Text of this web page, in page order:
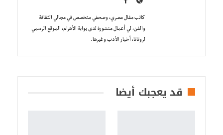
كاتب مقال مصري، وصحفي متخصص في مجالي الثقافة
والفن، لي أعمال منشورة لدى بوابة الأهرام، الموقع الرسمي
لروتانا، أخبار الأدب وغيرها.
قد يعجبك أيضا